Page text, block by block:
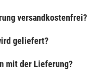
versandkostenfrei?
geliefert?
mit der Lieferung?